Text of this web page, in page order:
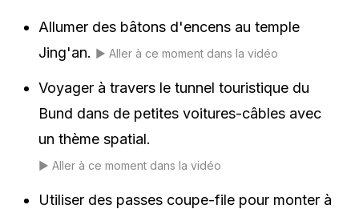
Allumer des bâtons d'encens au temple
Jing'an. ▶️ Aller à ce moment dans la vidéo
Voyager à travers le tunnel touristique du
Bund dans de petites voitures-câbles avec
un thème spatial.
▶️ Aller à ce moment dans la vidéo
Utiliser des passes coupe-file pour monter à